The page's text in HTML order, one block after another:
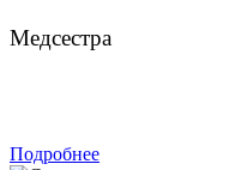
Медсестра
Подробнее